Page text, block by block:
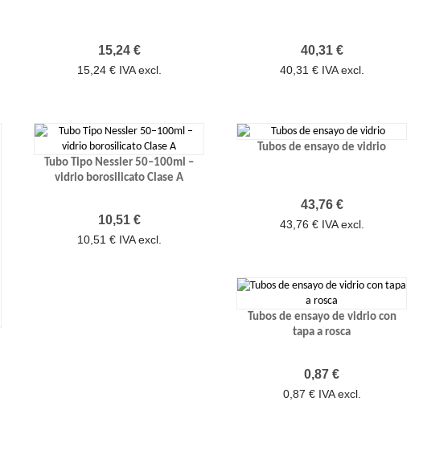
Precio
15,24 €
15,24 € IVA excl.
Precio
40,31 €
40,31 € IVA excl.
Tubo Tipo Nessler 50–100ml –
vidrio borosilicato Clase A
Precio
10,51 €
10,51 € IVA excl.
Tubos de ensayo de vidrio
Precio
43,76 €
43,76 € IVA excl.
Tubos de ensayo de vidrio con
tapa a rosca
Precio
0,87 €
0,87 € IVA excl.